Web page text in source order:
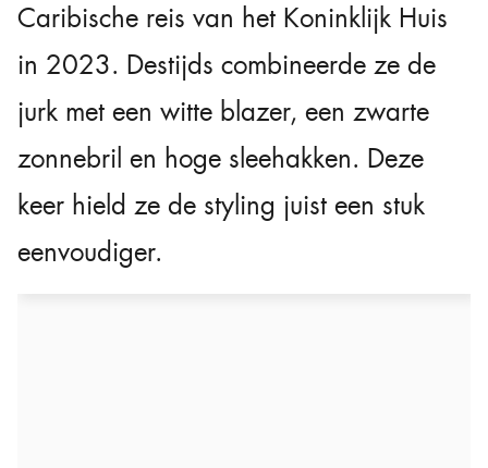
Caribische reis van het Koninklijk Huis
in 2023. Destijds combineerde ze de
jurk met een witte blazer, een zwarte
zonnebril en hoge sleehakken. Deze
keer hield ze de styling juist een stuk
eenvoudiger.